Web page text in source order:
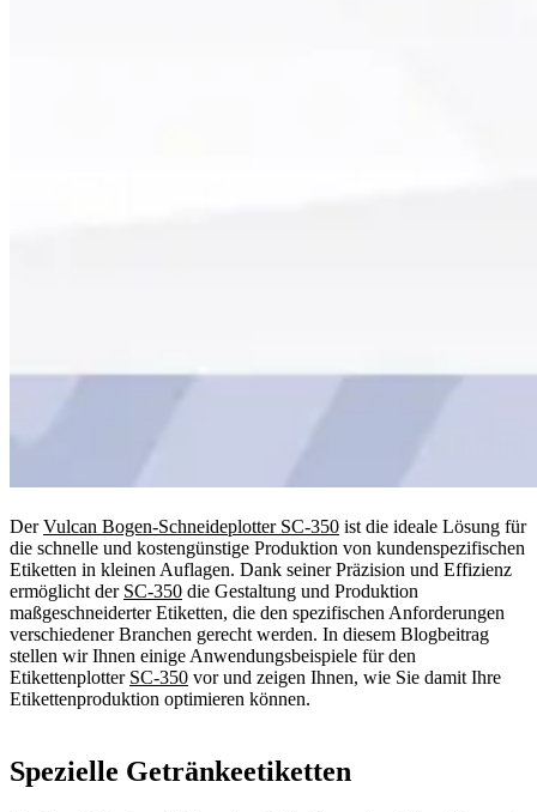
DerVulcan Bogen-Schneideplotter SC-350 ist die ideale Lösung für
die schnelle und kostengünstige Produktion von kundenspezifischen
Etiketten in kleinen Auflagen. Dank seiner Präzision und Effizienz
ermöglicht der SC-350 die Gestaltung und Produktion
maßgeschneiderter Etiketten, die den spezifischen Anforderungen
verschiedener Branchen gerecht werden. In diesem Blogbeitrag
stellen wir Ihnen einige Anwendungsbeispiele für den
Etikettenplotter SC-350 vor und zeigen Ihnen, wie Sie damit Ihre
Etikettenproduktion optimieren können.
Spezielle Getränkeetiketten